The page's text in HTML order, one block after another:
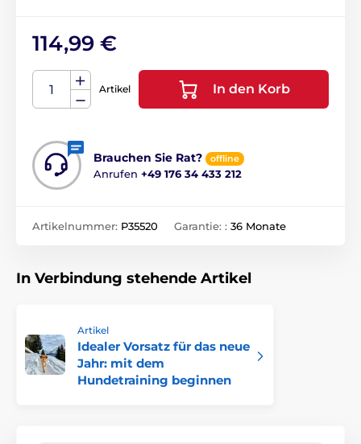
114,99 €
Artikel In den Korb
Brauchen Sie Rat? offline
Anrufen +49 176 34 433 212
Artikelnummer: P35520 Garantie: : 36 Monate
In Verbindung stehende Artikel
Artikel
Idealer Vorsatz für das neue
Jahr: mit dem
Hundetraining beginnen